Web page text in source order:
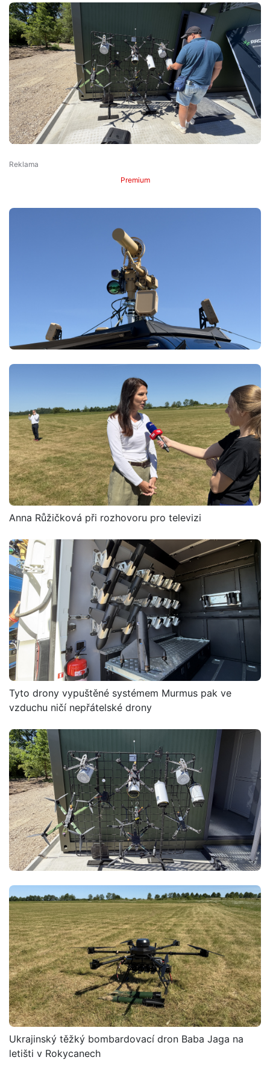
Premium
Anna Růžičková při rozhovoru pro televizi
Tyto drony vypuštěné systémem Murmus pak ve
vzduchu ničí nepřátelské drony
Ukrajinský těžký bombardovací dron Baba Jaga na
letišti v Rokycanech